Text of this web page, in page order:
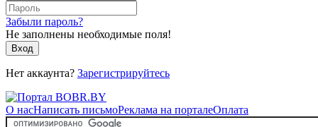
Забыли пароль?
Не заполнены необходимые поля!
Вход
Нет аккаунта? Зарегистрируйтесь
О насНаписать письмоРеклама на порталеОплата